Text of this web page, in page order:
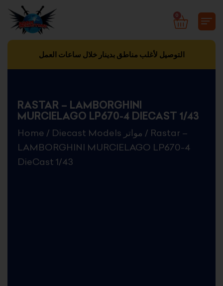
content
0
CART
التوصيل لأغلب مناطق بدينار خلال ساعات العمل
RASTAR – LAMBORGHINI
MURCIELAGO LP670-4 DIECAST 1/43
Home / Diecast Models مواتر / Rastar –
LAMBORGHINI MURCIELAGO LP670-4
DieCast 1/43